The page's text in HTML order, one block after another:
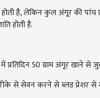
है, लेकिन कुल अंगूर की पांच
होती है.
प्रतिदिन 50 ग्राम अंगूर खाने से
से सेवन करने से ब्लड प्रेशर से